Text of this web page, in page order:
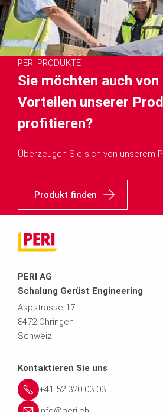
PERI PRODUKTE
Sie möchten auch von
Vorteilen unserer
profitieren?
Überzeugen Sie sich von unserem
Produkt finden
PERI AG
Schalung Gerüst Engineering
Aspstrasse 17
8472 Ohringen
Schweiz
Kontaktieren Sie uns
+41 52 320 03 03